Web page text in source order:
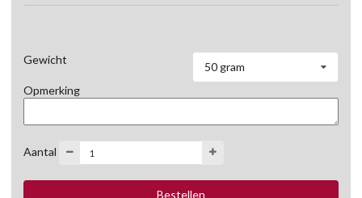
Gewicht
50 gram
Opmerking
Aantal